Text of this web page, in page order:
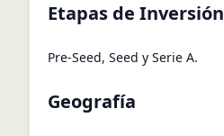
Etapas de Inversión
Pre-Seed, Seed y Serie A.
Geografía